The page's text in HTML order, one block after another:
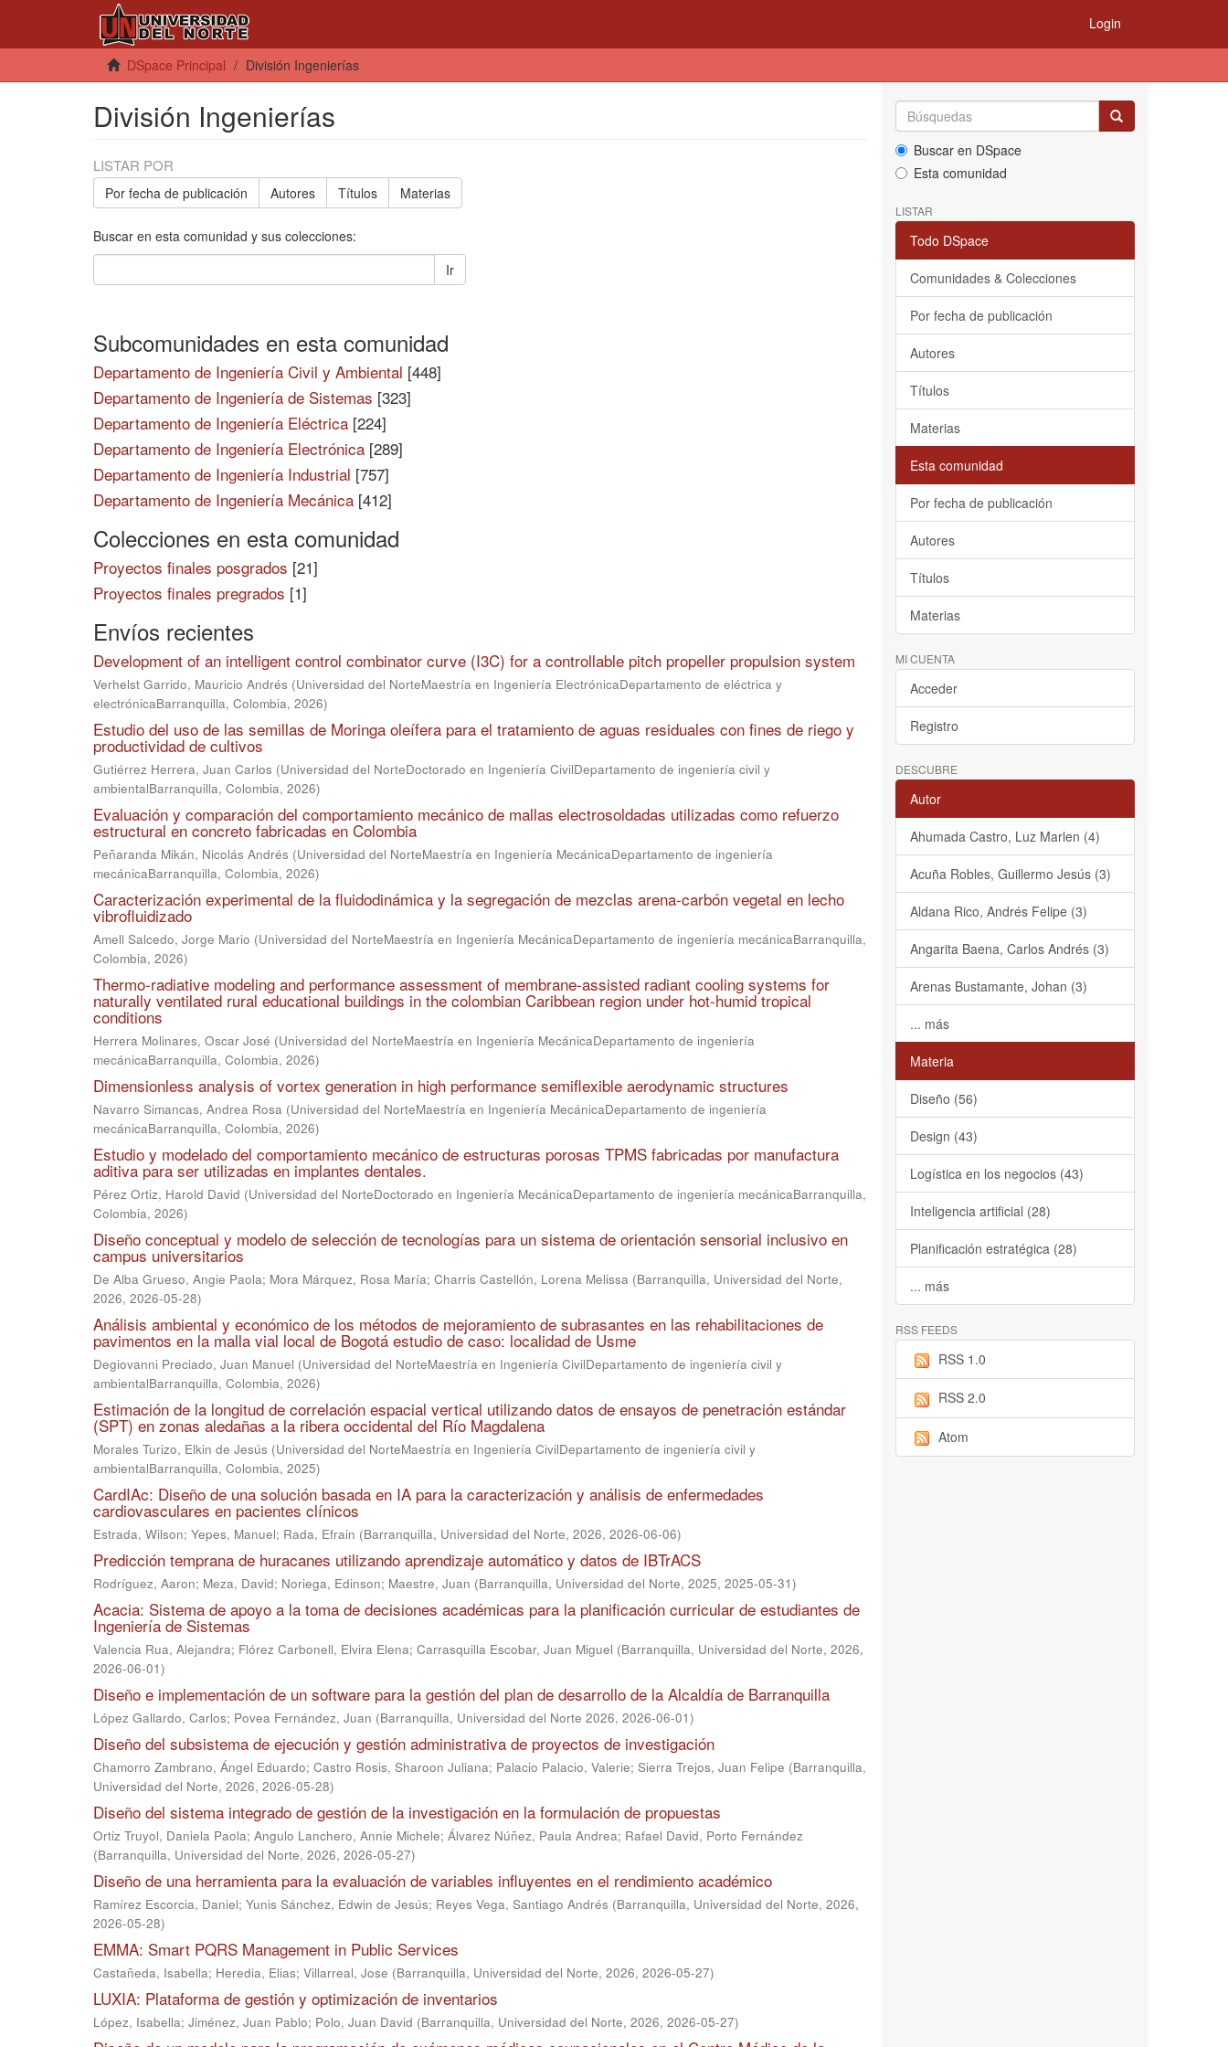
Login
DSpace Principal División Ingenierías
División Ingenierías
LISTAR POR
Por fecha de publicación Autores Títulos Materias
Buscar en esta comunidad y sus colecciones:
Ir
Subcomunidades en esta comunidad
Departamento de Ingeniería Civil y Ambiental [448]
Departamento de Ingeniería de Sistemas [323]
Departamento de Ingeniería Eléctrica [224]
Departamento de Ingeniería Electrónica [289]
Departamento de Ingeniería Industrial [757]
Departamento de Ingeniería Mecánica [412]
Colecciones en esta comunidad
Proyectos finales posgrados [21]
Proyectos finales pregrados [1]
Envíos recientes
Development of an intelligent control combinator curve (I3C) for a controllable pitch propeller propulsion system
Verhelst Garrido, Mauricio Andrés (Universidad del NorteMaestría en Ingeniería ElectrónicaDepartamento de eléctrica y
electrónicaBarranquilla, Colombia, 2026)
Estudio del uso de las semillas de Moringa oleífera para el tratamiento de aguas residuales con fines de riego y
productividad de cultivos
Gutiérrez Herrera, Juan Carlos (Universidad del NorteDoctorado en Ingeniería CivilDepartamento de ingeniería civil y
ambientalBarranquilla, Colombia, 2026)
Evaluación y comparación del comportamiento mecánico de mallas electrosoldadas utilizadas como refuerzo
estructural en concreto fabricadas en Colombia
Peñaranda Mikán, Nicolás Andrés (Universidad del NorteMaestría en Ingeniería MecánicaDepartamento de ingeniería
mecánicaBarranquilla, Colombia, 2026)
Caracterización experimental de la fluidodinámica y la segregación de mezclas arena-carbón vegetal en lecho
vibrofluidizado
Amell Salcedo, Jorge Mario (Universidad del NorteMaestría en Ingeniería MecánicaDepartamento de ingeniería mecánicaBarranquilla,
Colombia, 2026)
Thermo-radiative modeling and performance assessment of membrane-assisted radiant cooling systems for
naturally ventilated rural educational buildings in the colombian Caribbean region under hot-humid tropical
conditions
Herrera Molinares, Oscar José (Universidad del NorteMaestría en Ingeniería MecánicaDepartamento de ingeniería
mecánicaBarranquilla, Colombia, 2026)
Dimensionless analysis of vortex generation in high performance semiflexible aerodynamic structures
Navarro Simancas, Andrea Rosa (Universidad del NorteMaestría en Ingeniería MecánicaDepartamento de ingeniería
mecánicaBarranquilla, Colombia, 2026)
Estudio y modelado del comportamiento mecánico de estructuras porosas TPMS fabricadas por manufactura
aditiva para ser utilizadas en implantes dentales.
Pérez Ortiz, Harold David (Universidad del NorteDoctorado en Ingeniería MecánicaDepartamento de ingeniería mecánicaBarranquilla,
Colombia, 2026)
Diseño conceptual y modelo de selección de tecnologías para un sistema de orientación sensorial inclusivo en
campus universitarios
De Alba Grueso, Angie Paola; Mora Márquez, Rosa María; Charris Castellón, Lorena Melissa (Barranquilla, Universidad del Norte,
2026, 2026-05-28)
Análisis ambiental y económico de los métodos de mejoramiento de subrasantes en las rehabilitaciones de
pavimentos en la malla vial local de Bogotá estudio de caso: localidad de Usme
Degiovanni Preciado, Juan Manuel (Universidad del NorteMaestría en Ingeniería CivilDepartamento de ingeniería civil y
ambientalBarranquilla, Colombia, 2026)
Estimación de la longitud de correlación espacial vertical utilizando datos de ensayos de penetración estándar
(SPT) en zonas aledañas a la ribera occidental del Río Magdalena
Morales Turizo, Elkin de Jesús (Universidad del NorteMaestría en Ingeniería CivilDepartamento de ingeniería civil y
ambientalBarranquilla, Colombia, 2025)
CardIAc: Diseño de una solución basada en IA para la caracterización y análisis de enfermedades
cardiovasculares en pacientes clínicos
Estrada, Wilson; Yepes, Manuel; Rada, Efrain (Barranquilla, Universidad del Norte, 2026, 2026-06-06)
Predicción temprana de huracanes utilizando aprendizaje automático y datos de IBTrACS
Rodríguez, Aaron; Meza, David; Noriega, Edinson; Maestre, Juan (Barranquilla, Universidad del Norte, 2025, 2025-05-31)
Acacia: Sistema de apoyo a la toma de decisiones académicas para la planificación curricular de estudiantes de
Ingeniería de Sistemas
Valencia Rua, Alejandra; Flórez Carbonell, Elvira Elena; Carrasquilla Escobar, Juan Miguel (Barranquilla, Universidad del Norte, 2026,
2026-06-01)
Diseño e implementación de un software para la gestión del plan de desarrollo de la Alcaldía de Barranquilla
López Gallardo, Carlos; Povea Fernández, Juan (Barranquilla, Universidad del Norte 2026, 2026-06-01)
Diseño del subsistema de ejecución y gestión administrativa de proyectos de investigación
Chamorro Zambrano, Ángel Eduardo; Castro Rosis, Sharoon Juliana; Palacio Palacio, Valerie; Sierra Trejos, Juan Felipe (Barranquilla,
Universidad del Norte, 2026, 2026-05-28)
Diseño del sistema integrado de gestión de la investigación en la formulación de propuestas
Ortiz Truyol, Daniela Paola; Angulo Lanchero, Annie Michele; Álvarez Núñez, Paula Andrea; Rafael David, Porto Fernández
(Barranquilla, Universidad del Norte, 2026, 2026-05-27)
Diseño de una herramienta para la evaluación de variables influyentes en el rendimiento académico
Ramírez Escorcia, Daniel; Yunis Sánchez, Edwin de Jesús; Reyes Vega, Santiago Andrés (Barranquilla, Universidad del Norte, 2026,
2026-05-28)
EMMA: Smart PQRS Management in Public Services
Castañeda, Isabella; Heredia, Elias; Villarreal, Jose (Barranquilla, Universidad del Norte, 2026, 2026-05-27)
LUXIA: Plataforma de gestión y optimización de inventarios
López, Isabella; Jiménez, Juan Pablo; Polo, Juan David (Barranquilla, Universidad del Norte, 2026, 2026-05-27)
Buscar en DSpace
Esta comunidad
LISTAR
Todo DSpace
Comunidades & Colecciones
Por fecha de publicación
Autores
Títulos
Materias
Esta comunidad
Por fecha de publicación
Autores
Títulos
Materias
MI CUENTA
Acceder
Registro
DESCUBRE
Autor
Ahumada Castro, Luz Marlen (4)
Acuña Robles, Guillermo Jesús (3)
Aldana Rico, Andrés Felipe (3)
Angarita Baena, Carlos Andrés (3)
Arenas Bustamante, Johan (3)
... más
Materia
Diseño (56)
Design (43)
Logística en los negocios (43)
Inteligencia artificial (28)
Planificación estratégica (28)
... más
RSS FEEDS
RSS 1.0
RSS 2.0
Atom